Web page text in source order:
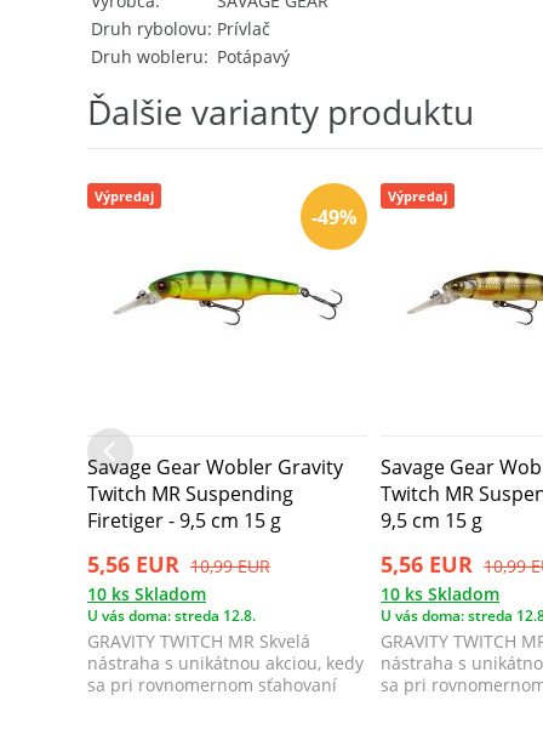
Druh rybolovu Prívlač
Druh wobleru
Potápavý
Ďalšie varianty produktu
-49%
Výpredaj
Savage Gear Wobler Gravity
Twitch MR Suspending
Firetiger - 9,5 cm 15 g
5,56 EUR 10,99 EUR
10 ks Skladom
U vás doma: streda 12.8.
GRAVITY TWITCH MR Skvelá
nástraha s unikátnou akciou, kedy
sa pri rovnomernom sťahovaní
Výpredaj
Savage Gear
Twitch MR
9,5 cm 15 g
5,56 EUR 10,99
10 ks Skladom
U vás doma: streda
GRAVITY TWITCH
nástraha s
sa pri